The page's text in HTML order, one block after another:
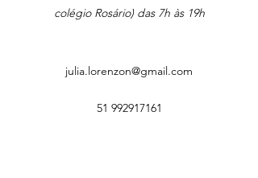
colégio Rosário) das 7h às 19h
julia.lorenzon@gmail.com
51 992917161